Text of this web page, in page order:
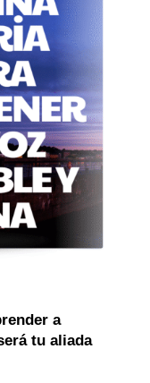
a
tu aliada